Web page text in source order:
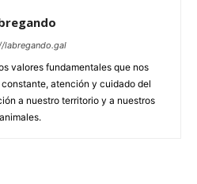
labregando.gal
valores fundamentales que nos
atención y cuidado del
a nuestro territorio y a nuestros
animales.